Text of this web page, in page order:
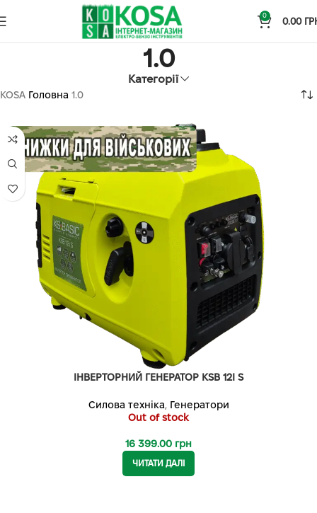
0
0.00
1.0
Категорії
KOSA Головна 1.0
ІНВЕРТОРНИЙ ГЕНЕРАТОР KSB 12I S
Силова техніка, Генератори
Out of stock
16 399.00 грн
ЧИТАТИ ДАЛІ